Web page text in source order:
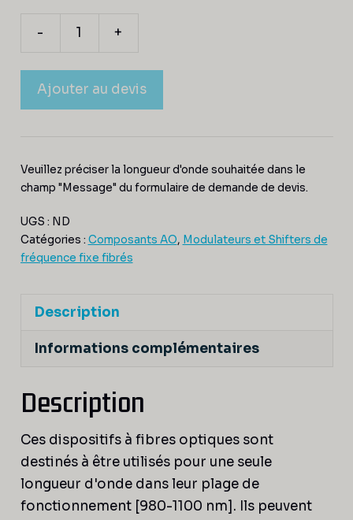
- +
Ajouter au devis
Veuillez préciser la longueur d'onde souhaitée dans le
champ "Message" du formulaire de demande de devis.
UGS : ND
Catégories : Composants AO, Modulateurs et Shifters de
fréquence fixe fibrés
Description
Informations complémentaires
Description
Ces dispositifs à fibres optiques sont
destinés à être utilisés pour une seule
longueur d'onde dans leur plage de
fonctionnement [980-1100 nm]. Ils peuvent